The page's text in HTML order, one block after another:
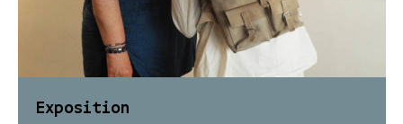
Exposition